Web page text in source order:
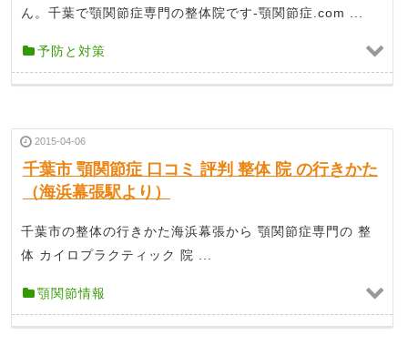
ん。千葉で顎関節症専門の整体院です-顎関節症.com ...
予防と対策
2015-04-06
千葉市 顎関節症 口コミ 評判 整体 院 の行きかた
（海浜幕張駅より）
千葉市の整体の行きかた海浜幕張から 顎関節症専門の 整
体 カイロプラクティック 院 ...
顎関節情報